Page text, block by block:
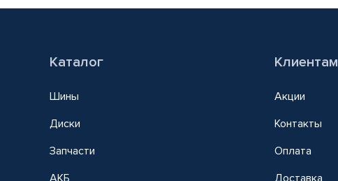
Каталог
Шины
Диски
Запчасти
АКБ
Клиентам
Акции
Контакты
Оплата
Доставка